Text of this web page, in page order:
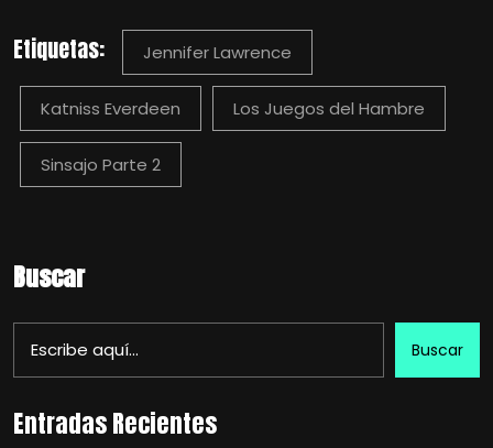
Etiquetas: Jennifer Lawrence
Katniss Everdeen Los Juegos del Hambre
Sinsajo Parte 2
Buscar
Buscar
Entradas Recientes